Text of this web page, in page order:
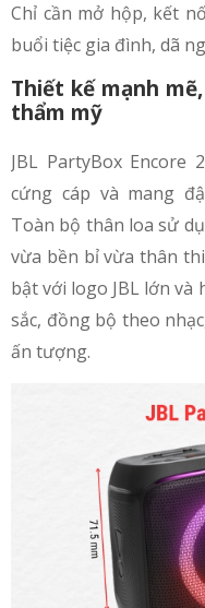
Chỉ cần mở hộp, kết
buổi tiệc gia đình, dã
Thiết kế mạnh
thẩm mỹ
JBL PartyBox
cứng cáp và mang
Toàn bộ thân loa sử
vừa bền bỉ vừa thân
bật với logo JBL lớn và
sắc, đồng bộ theo
ấn tượng.